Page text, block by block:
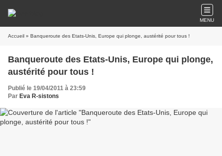
MENU
Accueil » Banqueroute des Etats-Unis, Europe qui plonge, austérité pour tous !
Banqueroute des Etats-Unis, Europe qui plonge,
austérité pour tous !
Publié le 19/04/2011 à 23:59
Par Eva R-sistons